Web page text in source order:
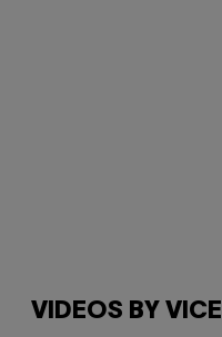
VIDEOS BY VICE